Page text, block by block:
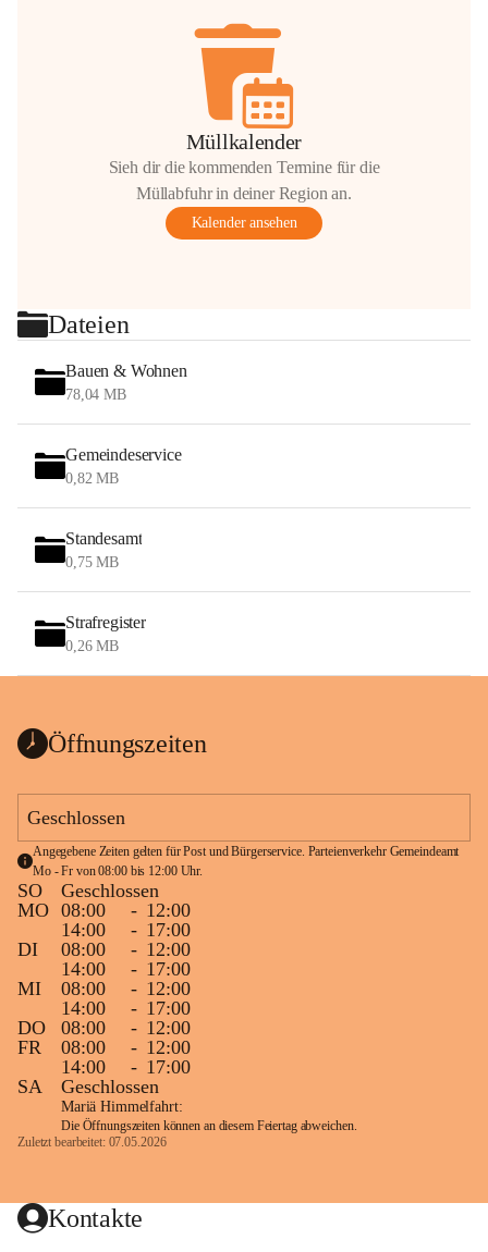
Müllkalender
Sieh dir die kommenden Termine für die
Müllabfuhr in deiner Region an.
Kalender ansehen
Dateien
Bauen & Wohnen
78,04 MB
Gemeindeservice
0,82 MB
Standesamt
0,75 MB
Strafregister
0,26 MB
Öffnungszeiten
Geschlossen
Angegebene Zeiten gelten für Post und Bürgerservice. Parteienverkehr Gemeindeamt
Mo - Fr von 08:00 bis 12:00 Uhr.
SO
Geschlossen
MO 08:00 - 12:00
14:00
- 17:00
DI
08:00 - 12:00
14:00
- 17:00
MI
08:00 - 12:00
14:00
- 17:00
DO
08:00 - 12:00
FR
08:00 - 12:00
14:00
- 17:00
SA
Geschlossen
Mariä Himmelfahrt:
Die Öffnungszeiten können an diesem Feiertag abweichen.
Zuletzt bearbeitet: 07.05.2026
Kontakte